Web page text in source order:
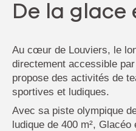
De la glace
Au cœur de Louviers, le
directement accessible
propose des activités de
sportives et ludiques.
Avec sa piste olympique
ludique de 400 m²,